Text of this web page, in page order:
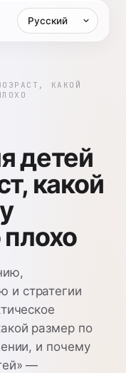
Язык
КАКОЙ
детей
какой
и стратегии
размер по
и почему
—